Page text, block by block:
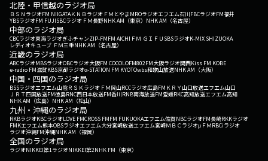
北陸・甲信越のラジオ局
ＢＳＮラジオFM NIIGATAＫＮＢラジオ ＦＭとやまMROラジオエフエム石川FBCラジオFM福井
YBSラジオFM FUJISBCラジオ ＦＭ長野NHK AM（東京） NHK AM（名古屋）
中部のラジオ局
CBCラジオ東海ラジオぎふチャンZIP-FMFM AICHI ＦＭ ＧＩＦＵ SBSラジオK-MIX SHIZUOKA
レディオキューブ ＦＭ三重NHK AM（名古屋）
近畿のラジオ局
ABCラジオMBSラジオOBCラジオ大阪FM COCOLOFM802FM大阪ラジオ関西Kiss FM KOBE
e-radio FM滋賀KBS京都ラジオα-STATION FM KYOTOwbs和歌山放送NHK AM（大阪）
中国・四国のラジオ局
BSSラジオエフエム山陰ＲＳＫラジオ ＦＭ岡山RCCラジオ広島FM ＫＲＹ山口放送エフエム山口
ＪＲＴ四国放送FM徳島RNC西日本放送FM香川RNB南海放送FM愛媛RKC高知放送エフエム高知
NHK AM（広島） NHK AM（松山）
九州・沖縄のラジオ局
RKBラジオKBCラジオLOVE FMCROSS FMFM FUKUOKAエフエム佐賀NBCラジオFM長崎RKKラジオ
FMKエフエム熊本OBSラジオエフエム大分宮崎放送エフエム宮崎ＭＢＣラジオμＦＭRBCiラジオ
ラジオ沖縄FM沖縄NHK AM（福岡）
全国のラジオ局
ラジオNIKKEI第1ラジオNIKKEI第2NHK FM（東京）